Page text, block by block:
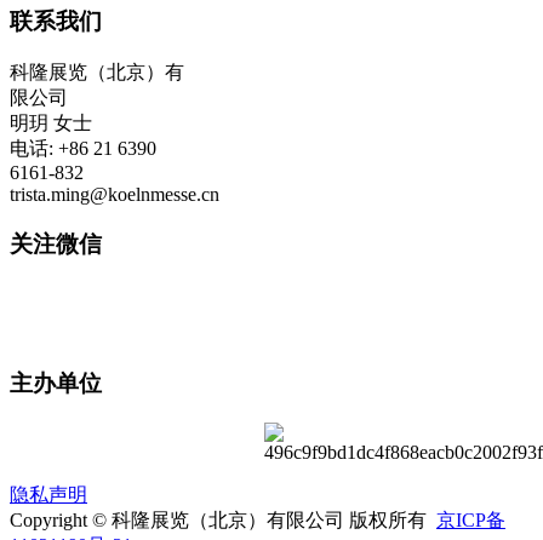
联系我们
科隆展览（北京）有
限公司
明玥 女士
电话: +86 21 6390
6161-832
trista.ming@koelnmesse.cn
关注微信
主办单位
隐私声明
Copyright © 科隆展览（北京）有限公司 版权所有 京ICP备